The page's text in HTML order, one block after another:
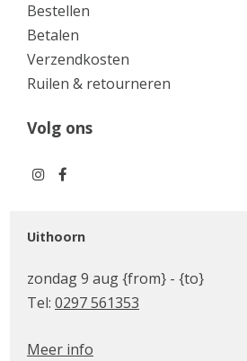
Bestellen
Betalen
Verzendkosten
Ruilen & retourneren
Volg ons
Uithoorn
zondag 9 aug {from} - {to}
Tel: 0297 561353
Meer info